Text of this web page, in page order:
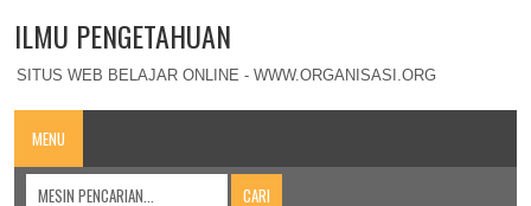
ILMU PENGETAHUAN
SITUS WEB BELAJAR ONLINE - WWW.ORGANISASI.ORG
MENU